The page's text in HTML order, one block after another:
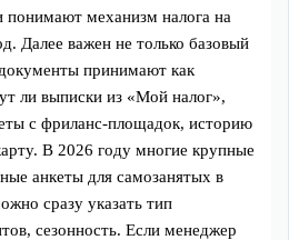
понимают механизм налога на
Далее важен не только базовый
принимают как
ли выписки из «Мой налог»,
с фриланс-площадок, историю
В 2026 году многие крупные
анкеты для самозанятых в
сразу указать тип
сезонность. Если менеджер